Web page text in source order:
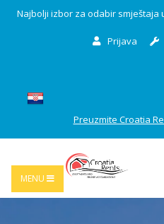
Najbolji izbor za odabir smještaja
Prijava
Preuzmite Croatia
MENU